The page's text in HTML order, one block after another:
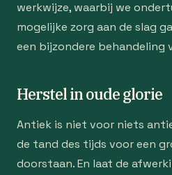
werkwijze, waarbij we
mogelijke zorg aan de slag
een bijzondere behandeling
Herstel in oude glorie
Antiek is niet voor niets
de tand des tijds voor een
doorstaan. En laat de